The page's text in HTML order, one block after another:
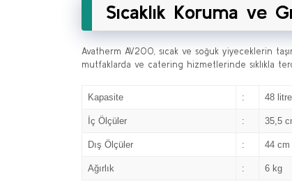
Sıcaklık Koruma ve
Avatherm AV200, sıcak ve soğuk yiyeceklerin
mutfaklarda ve catering hizmetlerinde sıklıkla
Kapasite : 48 litre
İç Ölçüler : 35,5
Dış Ölçüler : 44
Ağırlık : 6 kg